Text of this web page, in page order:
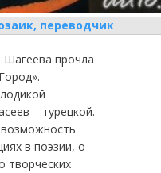
переводчик
Шагеева прочла
– турецкой.
в поэзии, о
творческих